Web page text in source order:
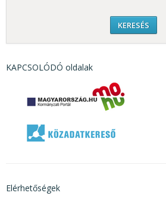
KAPCSOLÓDÓ oldalak
Elérhetőségek